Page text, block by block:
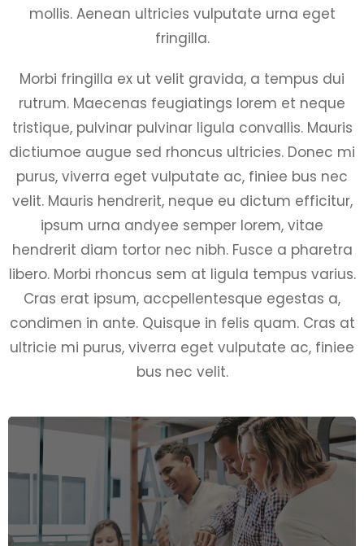
mollis. Aenean ultricies vulputate urna eget
fringilla.
Morbi fringilla ex ut velit gravida, a tempus dui
rutrum. Maecenas feugiatings lorem et neque
tristique, pulvinar pulvinar ligula convallis. Mauris
dictiumoe augue sed rhoncus ultricies. Donec mi
purus, viverra eget vulputate ac, finiee bus nec
velit. Mauris hendrerit, neque eu dictum efficitur,
ipsum urna andyee semper lorem, vitae
hendrerit diam tortor nec nibh. Fusce a pharetra
libero. Morbi rhoncus sem at ligula tempus varius.
Cras erat ipsum, accpellentesque egestas a,
condimen in ante. Quisque in felis quam. Cras at
ultricie mi purus, viverra eget vulputate ac, finiee
bus nec velit.